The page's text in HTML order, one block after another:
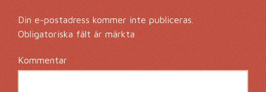
Din e-postadress kommer inte publiceras.
Obligatoriska fält är märkta *
Kommentar*